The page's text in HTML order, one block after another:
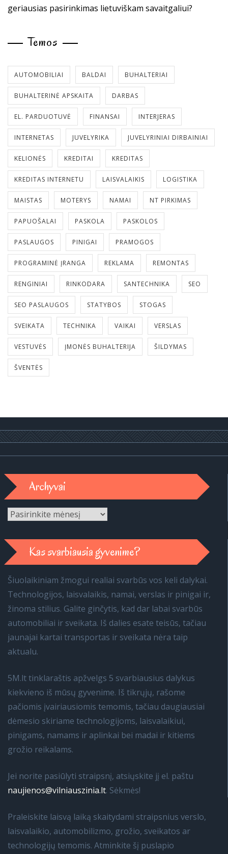
geriausias pasirinkimas lietuviškam savaitgaliui?
Temos
AUTOMOBILIAI BALDAI BUHALTERIAI
BUHALTERINĖ APSKAITA DARBAS
EL. PARDUOTUVĖ FINANSAI INTERJERAS
INTERNETAS JUVELYRIKA JUVELYRINIAI DIRBAINIAI
KELIONĖS KREDITAI KREDITAS
KREDITAS INTERNETU LAISVALAIKIS LOGISTIKA
MAISTAS MOTERYS NAMAI NT PIRKIMAS
PAPUOŠALAI PASKOLA PASKOLOS
PASLAUGOS PINIGAI PRAMOGOS
PROGRAMINĖ ĮRANGA REKLAMA REMONTAS
RENGINIAI RINKODARA SANTECHNIKA SEO
SEO PASLAUGOS STATYBOS STOGAS
SVEIKATA TECHNIKA VAIKAI VERSLAS
VESTUVĖS ĮMONĖS BUHALTERIJA ŠILDYMAS
ŠVENTĖS
Archyvai
Archyvai
Kas svarbiausia gyvenime?
Šiuolaikiniam žmogui realiai svarbūs vos keli dalykai.
Technologijos, laisvalaikis, namai, verslas ir pinigai ir,
žinoma stilius. Galite ginčytis, kad dar labai svarbūs
automobiliai ir sveikata. Iš dalies esate teisūs, tačiau
jaunajai kartai transportas ir sveikata nėra taip
aktualu.
5M.lt tinklaraštis apžvelgs 5 svarbiausius dalykus
kiekvieno iš mūsų gyvenime. Iš tikrųjų, rašome
pačiomis įvairiausiomis temomis, tačiau daugiausiai
dėmesio skiriame technologijoms, laisvalaikiui,
pinigams, namams ir aplinkai bei madai ir kitiems
grožio reikalams.
Jei norite pasiūlyti straipsnį, atsiųskite jį el. paštu
naujienos@vilniauszinia.lt. Sėkmės!
Praleiskite laisvą laiką skaitydami straipsnius verslo,
laisvalaikio, automobilizmo, grožio, sveikatos ar
technologijų temomis. Atminkite šį puslapio